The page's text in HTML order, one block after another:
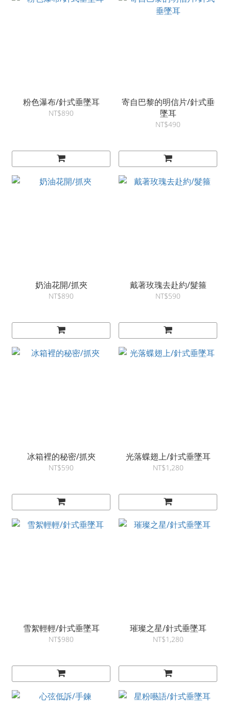
粉色瀑布/針式垂墜耳
NT$890
寄自巴黎的明信片/針式垂
墜耳
NT$490
奶油花開/抓夾
NT$890
戴著玫瑰去赴約/髮箍
NT$590
冰箱裡的秘密/抓夾
NT$590
光落蝶翅上/針式垂墜耳
NT$1,280
雪絮輕輕/針式垂墜耳
NT$980
璀璨之星/針式垂墜耳
NT$1,280